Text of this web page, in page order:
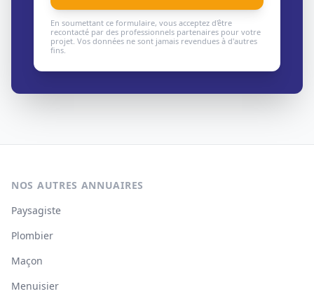
En soumettant ce formulaire, vous acceptez d'être
recontacté par des professionnels partenaires pour votre
projet. Vos données ne sont jamais revendues à d'autres
fins.
NOS AUTRES ANNUAIRES
Paysagiste
Plombier
Maçon
Menuisier